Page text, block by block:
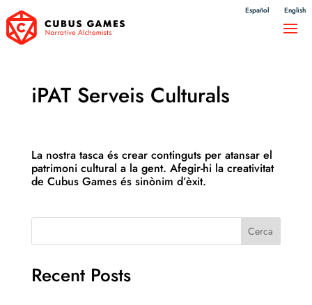
Español English
iPAT Serveis Culturals
La nostra tasca és crear continguts per atansar el
patrimoni cultural a la gent. Afegir-hi la creativitat
de Cubus Games és sinònim d’èxit.
Cerca
Recent Posts